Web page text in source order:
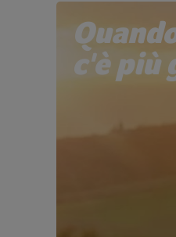
c'è più